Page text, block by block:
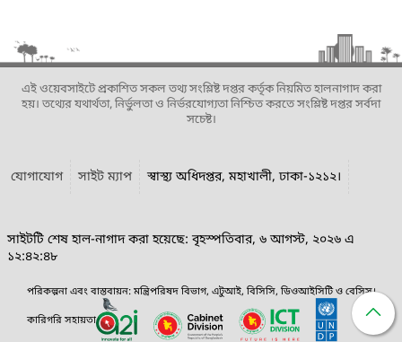
এই ওয়েবসাইটে প্রকাশিত সকল তথ্য সংশ্লিষ্ট দপ্তর কর্তৃক নিয়মিত হালনাগাদ করা
হয়। তথ্যের যথার্থতা, নির্ভুলতা ও নির্ভরযোগ্যতা নিশ্চিত করতে সংশ্লিষ্ট দপ্তর সর্বদা
সচেষ্ট।
যোগাযোগ সাইট ম্যাপ স্বাস্থ্য অধিদপ্তর, মহাখালী, ঢাকা-১২১২।
সাইটটি শেষ হাল-নাগাদ করা হয়েছে: বৃহস্পতিবার, ৬ আগস্ট, ২০২৬ এ
১২:৪২:৪৮
পরিকল্পনা এবং বাস্তবায়ন: মন্ত্রিপরিষদ বিভাগ, এটুআই, বিসিসি, ডিওআইসিটি ও বেসিস।
কারিগরি সহায়তা